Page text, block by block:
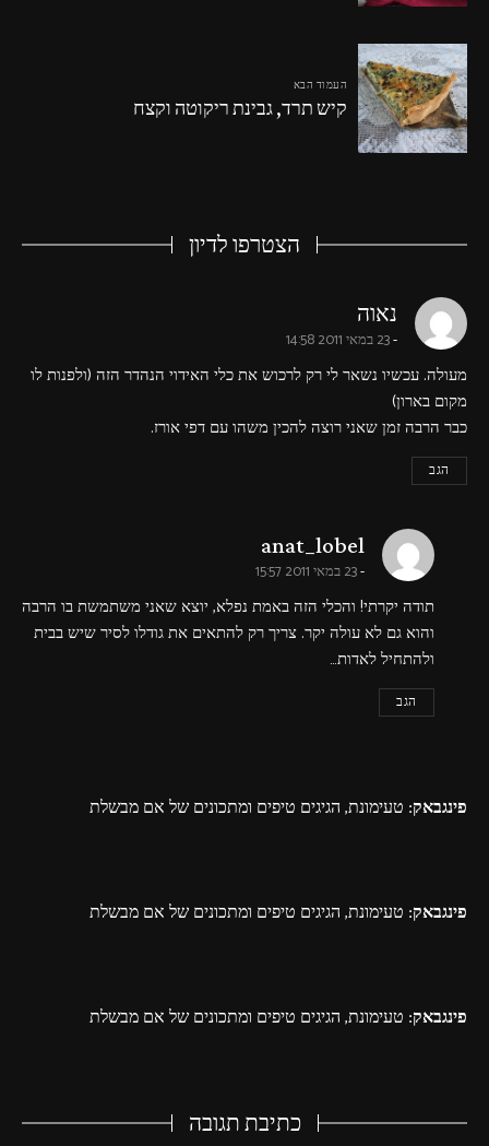
העמוד הבא
קיש תרד, גבינת ריקוטה וקצח
הצטרפו לדיון
נאוה
23 במאי 2011 14:58
מעולה. עכשיו נשאר לי רק לרכוש את כלי האידוי הנהדר הזה (ולפנות לו
מקום בארון)
כבר הרבה זמן שאני רוצה להכין משהו עם דפי אורז.
הגב
anat_lobel
23 במאי 2011 15:57
תודה יקרתי! והכלי הזה באמת נפלא, יוצא שאני משתמשת בו הרבה
והוא גם לא עולה יקר. צריך רק להתאים את גודלו לסיר שיש בבית
ולהתחיל לאדות…
הגב
פינגבאק: טעימונת, הגיגים טיפים ומתכונים של אם מבשלת
פינגבאק: טעימונת, הגיגים טיפים ומתכונים של אם מבשלת
פינגבאק: טעימונת, הגיגים טיפים ומתכונים של אם מבשלת
כתיבת תגובה